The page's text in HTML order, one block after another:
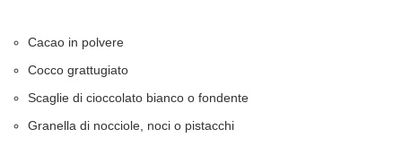
Cacao in polvere
Cocco grattugiato
Scaglie di cioccolato bianco o fondente
Granella di nocciole, noci o pistacchi